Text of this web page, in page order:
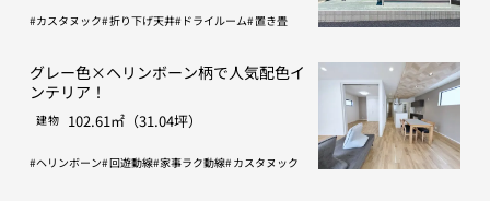
カスタヌック 折り下げ天井 ドライルーム 置き畳
グレー色×ヘリンボーン柄で人気配色イ
ンテリア！
建物 102.61㎡（31.04坪）
ヘリンボーン 回遊動線 家事ラク動線 カスタヌック